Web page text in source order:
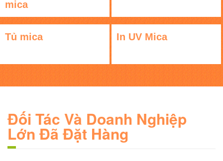
mica
Tủ mica In UV Mica
Đối Tác Và Doanh Nghiệp
Lớn Đã Đặt Hàng